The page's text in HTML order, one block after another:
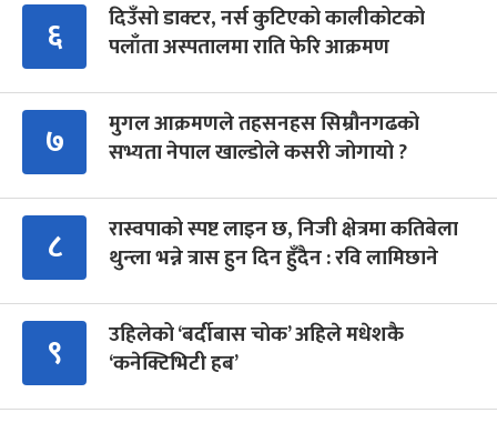
६
दिउँसो डाक्टर, नर्स कुटिएको कालीकोटको
पलाँता अस्पतालमा राति फेरि आक्रमण
७
मुगल आक्रमणले तहसनहस सिम्रौनगढको
सभ्यता नेपाल खाल्डोले कसरी जोगायो ?
८
रास्वपाको स्पष्ट लाइन छ, निजी क्षेत्रमा कतिबेला
थुन्ला भन्ने त्रास हुन दिन हुँदैन : रवि लामिछाने
९
उहिलेको ‘बर्दीबास चोक’ अहिले मधेशकै
‘कनेक्टिभिटी हब’